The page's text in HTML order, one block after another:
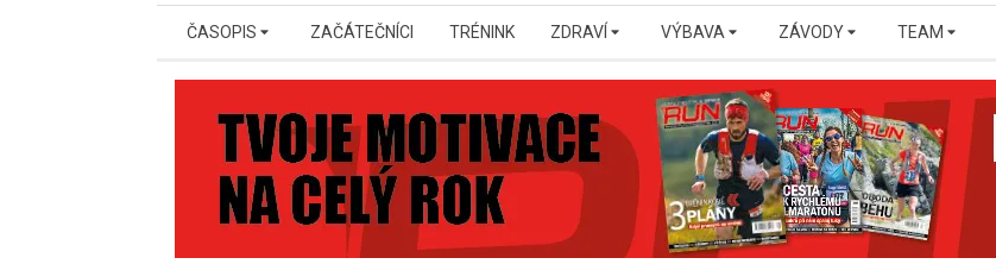
Secondary
Menu
ČASOPIS ZAČÁTEČNÍCI TRÉNINK ZDRAVÍ VÝBAVA ZÁVODY TEAM